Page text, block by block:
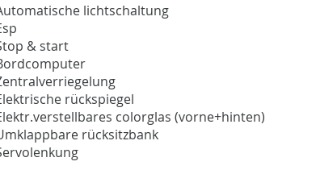
lichtschaltung
& start
rückspiegel
colorglas (vorne+hinten)
rücksitzbank